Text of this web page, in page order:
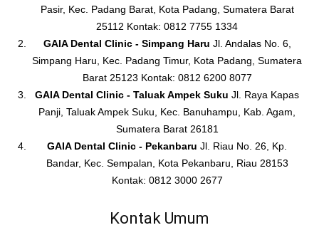
Pasir, Kec. Padang Barat, Kota Padang, Sumatera Barat
25112 Kontak: 0812 7755 1334
GAIA Dental Clinic - Simpang Haru Jl. Andalas No. 6,
Simpang Haru, Kec. Padang Timur, Kota Padang, Sumatera
Barat 25123 Kontak: 0812 6200 8077
GAIA Dental Clinic - Taluak Ampek Suku Jl. Raya Kapas
Panji, Taluak Ampek Suku, Kec. Banuhampu, Kab. Agam,
Sumatera Barat 26181
GAIA Dental Clinic - Pekanbaru Jl. Riau No. 26, Kp.
Bandar, Kec. Sempalan, Kota Pekanbaru, Riau 28153
Kontak: 0812 3000 2677
Kontak Umum